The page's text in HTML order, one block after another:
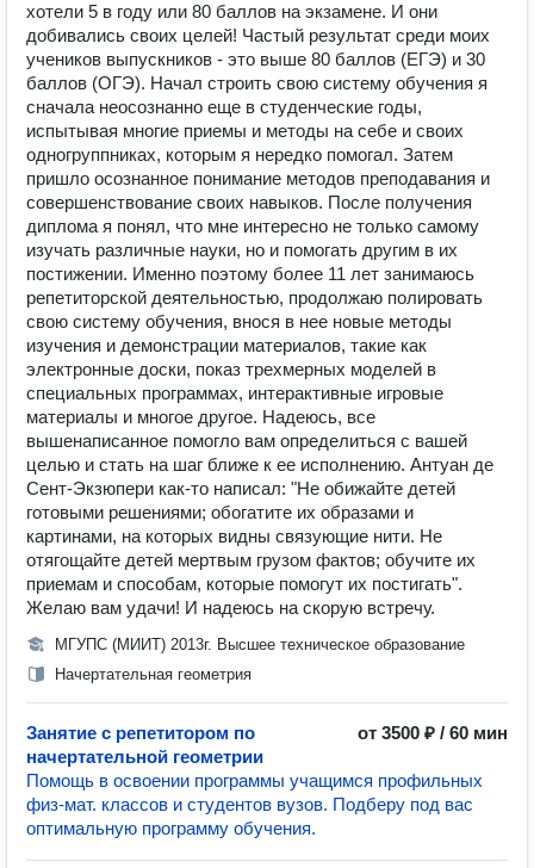
хотели 5 в году или 80 баллов на экзамене. И они
добивались своих целей! Частый результат среди моих
учеников выпускников - это выше 80 баллов (ЕГЭ) и 30
баллов (ОГЭ). Начал строить свою систему обучения я
сначала неосознанно еще в студенческие годы,
испытывая многие приемы и методы на себе и своих
одногруппниках, которым я нередко помогал. Затем
пришло осознанное понимание методов преподавания и
совершенствование своих навыков. После получения
диплома я понял, что мне интересно не только самому
изучать различные науки, но и помогать другим в их
постижении. Именно поэтому более 11 лет занимаюсь
репетиторской деятельностью, продолжаю полировать
свою систему обучения, внося в нее новые методы
изучения и демонстрации материалов, такие как
электронные доски, показ трехмерных моделей в
специальных программах, интерактивные игровые
материалы и многое другое. Надеюсь, все
вышенаписанное помогло вам определиться с вашей
целью и стать на шаг ближе к ее исполнению. Антуан де
Сент-Экзюпери как-то написал: "Не обижайте детей
готовыми решениями; обогатите их образами и
картинами, на которых видны связующие нити. Не
отягощайте детей мертвым грузом фактов; обучите их
приемам и способам, которые помогут их постигать".
Желаю вам удачи! И надеюсь на скорую встречу.
МГУПС (МИИТ) 2013г. Высшее техническое образование
Начертательная геометрия
Занятие с репетитором по
начертательной геометрии
от 3500 ₽ / 60 мин
Помощь в освоении программы учащимся профильных
физ-мат. классов и студентов вузов. Подберу под вас
оптимальную программу обучения.